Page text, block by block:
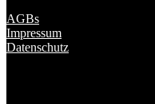
AGBs
Impressum
Datenschutz